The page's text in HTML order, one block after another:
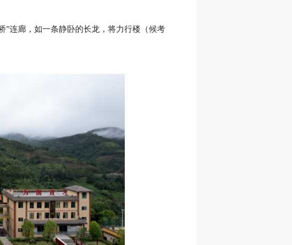
”连廊，如一条静卧的长龙，将力行楼（候考